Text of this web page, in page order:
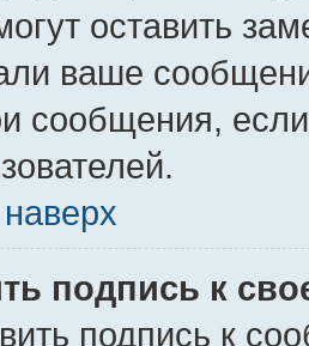
оставить
ваше
сообщения,
подпись к
подпись к